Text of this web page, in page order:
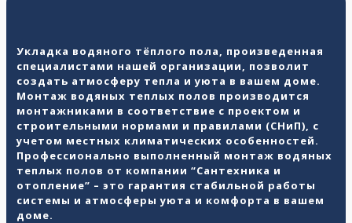
Укладка водяного тёплого пола, произведенная
специалистами нашей организации, позволит
создать атмосферу тепла и уюта в вашем доме.
Монтаж водяных теплых полов производится
монтажниками в соответствие с проектом и
строительными нормами и правилами (СНиП), с
учетом местных климатических особенностей.
Профессионально выполненный монтаж водяных
теплых полов от компании “Сантехника и
отопление” – это гарантия стабильной работы
системы и атмосферы уюта и комфорта в вашем
доме.